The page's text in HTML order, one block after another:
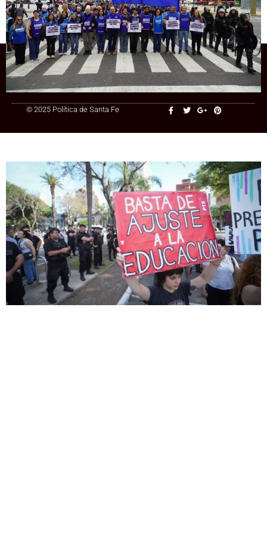
salarios estatales fueron la variable de
ajuste
+54 9 3415 41-3086
© 2025 Política de Santa Fe